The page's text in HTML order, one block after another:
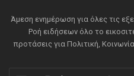
Άμεση ενημέρωση για όλες τις
Ροή ειδήσεων όλο το
προτάσεις για Πολιτική,